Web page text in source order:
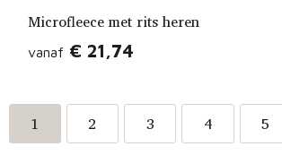
Microfleece met rits heren
vanaf € 21,74
1 2 3 4 5